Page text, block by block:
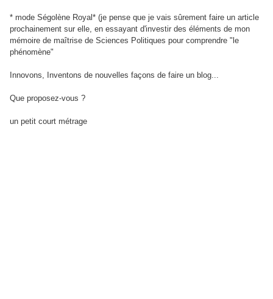
* mode Ségolène Royal* (je pense que je vais sûrement faire un article
prochainement sur elle, en essayant d'investir des éléments de mon
mémoire de maîtrise de Sciences Politiques pour comprendre "le
phénomène"
Innovons, Inventons de nouvelles façons de faire un blog...
Que proposez-vous ?
un petit court métrage